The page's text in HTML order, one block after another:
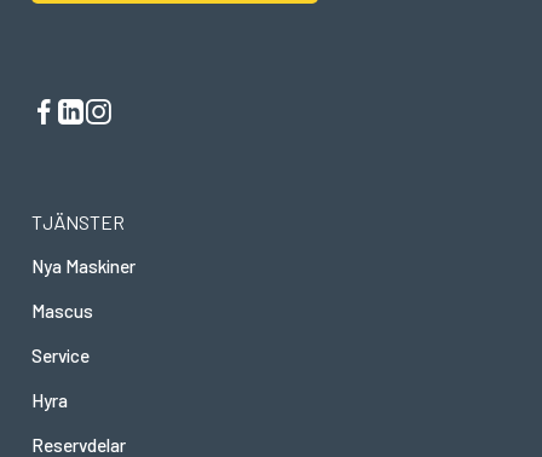
TJÄNSTER
Nya Maskiner
Mascus
Service
Hyra
Reservdelar